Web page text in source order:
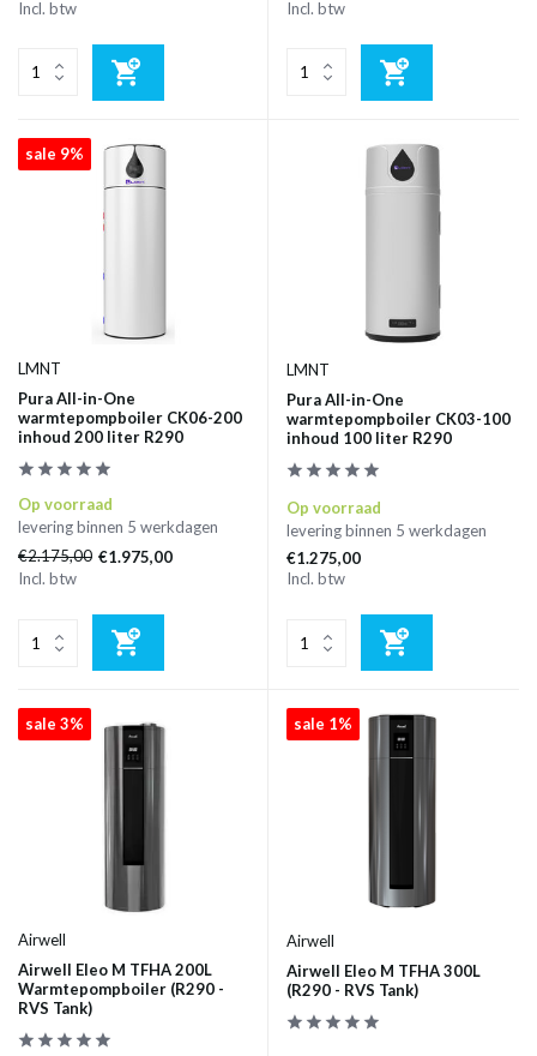
Incl. btw Incl. btw
sale 9%
LMNT
Pura All-in-One
warmtepompboiler CK06-200
inhoud 200 liter R290
Op voorraad
levering binnen 5 werkdagen
€2.175,00 €1.975,00
Incl. btw
LMNT
Pura All-in-One
warmtepompboiler CK03-100
inhoud 100 liter R290
Op voorraad
levering binnen 5 werkdagen
€1.275,00
Incl. btw
sale 3%
Airwell
Airwell Eleo M TFHA 200L
Warmtepompboiler (R290 -
RVS Tank)
sale 1%
Airwell
Airwell Eleo M TFHA 300L
(R290 - RVS Tank)